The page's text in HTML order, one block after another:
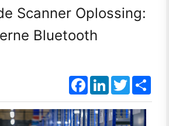
Scanner Oplossing:
Bluetooth
FacebookLinkedInTwitter